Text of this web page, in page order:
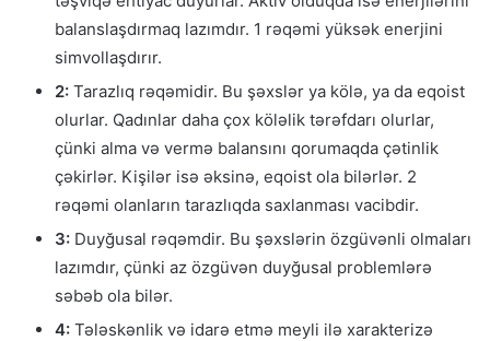
balanslaşdırmaq lazımdır. 1 rəqəmi yüksək enerjini
simvollaşdırır.
2: Tarazlıq rəqəmidir. Bu şəxslər ya kölə, ya da eqoist
olurlar. Qadınlar daha çox köləlik tərəfdarı olurlar,
çünki alma və vermə balansını qorumaqda çətinlik
çəkirlər. Kişilər isə əksinə, eqoist ola bilərlər. 2
rəqəmi olanların tarazlıqda saxlanması vacibdir.
3: Duyğusal rəqəmdir. Bu şəxslərin özgüvənli olmaları
lazımdır, çünki az özgüvən duyğusal problemlərə
səbəb ola bilər.
4: Tələskənlik və idarə etmə meyli ilə xarakterizə